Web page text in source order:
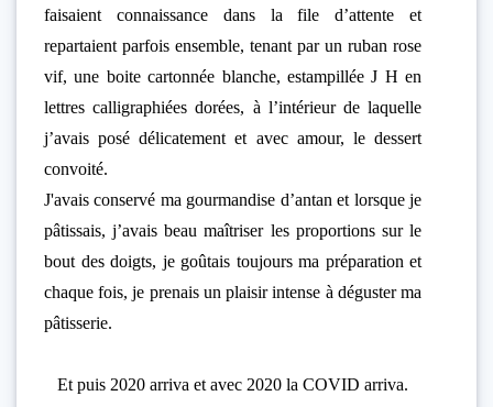
faisaient connaissance dans la file d’attente et
repartaient parfois ensemble, tenant par un ruban rose
vif, une boite cartonnée blanche, estampillée J H en
lettres calligraphiées dorées, à l’intérieur de laquelle
j’avais posé délicatement et avec amour, le dessert
convoité.
J'avais conservé ma gourmandise d’antan et lorsque je
pâtissais, j’avais beau maîtriser les proportions sur le
bout des doigts, je goûtais toujours ma préparation et
chaque fois, je prenais un plaisir intense à déguster ma
pâtisserie.
Et puis 2020 arriva et avec 2020 la COVID arriva.